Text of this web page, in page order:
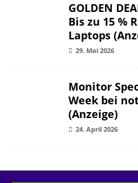
GOLDEN
Bis zu 15 %
Laptops
29. Mai 2026
Monitor
Week bei
(Anzeige)
24. April 2026